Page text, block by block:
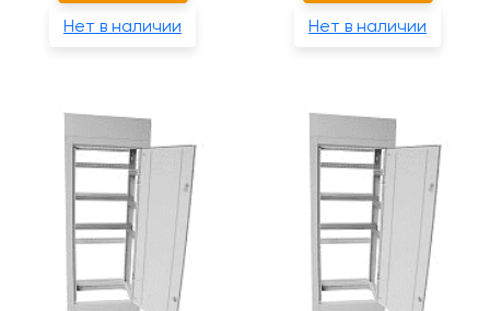
Нет в наличии Нет в наличии